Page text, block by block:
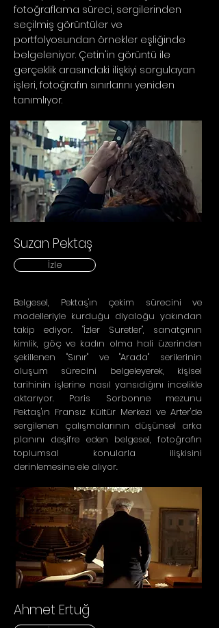
fotoğraflama süreci, sergilerinden
seçilmiş görüntüler ve
portfolyosundan örnekler eşliğinde
belgeleniyor. Çetin'in görüntü ile
gerçeklik arasındaki ilişkiyi sorgulayan
işleri, fotoğrafın sınırlarını yeniden
tanımlıyor.
Suzan Pektaş
İzle
Belgesel, Pektaş'ın çekim sürecini ve
modelleriyle kurduğu diyaloğu yakından
takip ediyor. "İzler Suretler", sanatçının
kimlik, göç ve kadın olma hali üzerinden
şekillenen "Sınır" ve "Arada" serilerinin
oluşum sürecini belgeleyerek, kişisel
tarihinin işlerine nasıl yansıdığını incelikle
aktarıyor. Paris Sorbonne mezunu
Pektaş'ın Fransız Kültür Merkezi ve Arter'de
sergilenen çalışmalarının düşünsel arka
planını deşifre eden belgesel, fotoğrafın
toplumsal konularla ilişkisini
derinlemesine ele alıyor.
Ahmet Ertuğ